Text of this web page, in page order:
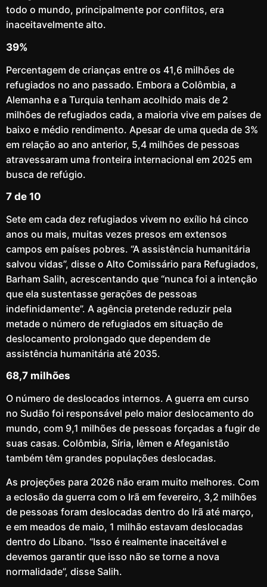
todo o mundo, principalmente por conflitos, era
inaceitavelmente alto.
39%
Percentagem de crianças entre os 41,6 milhões de
refugiados no ano passado. Embora a Colômbia, a
Alemanha e a Turquia tenham acolhido mais de 2
milhões de refugiados cada, a maioria vive em países de
baixo e médio rendimento. Apesar de uma queda de 3%
em relação ao ano anterior, 5,4 milhões de pessoas
atravessaram uma fronteira internacional em 2025 em
busca de refúgio.
7 de 10
Sete em cada dez refugiados vivem no exílio há cinco
anos ou mais, muitas vezes presos em extensos
campos em países pobres. “A assistência humanitária
salvou vidas”, disse o Alto Comissário para Refugiados,
Barham Salih, acrescentando que “nunca foi a intenção
que ela sustentasse gerações de pessoas
indefinidamente”. A agência pretende reduzir pela
metade o número de refugiados em situação de
deslocamento prolongado que dependem de
assistência humanitária até 2035.
68,7 milhões
O número de deslocados internos. A guerra em curso
no Sudão foi responsável pelo maior deslocamento do
mundo, com 9,1 milhões de pessoas forçadas a fugir de
suas casas. Colômbia, Síria, Iêmen e Afeganistão
também têm grandes populações deslocadas.
As projeções para 2026 não eram muito melhores. Com
a eclosão da guerra com o Irã em fevereiro, 3,2 milhões
de pessoas foram deslocadas dentro do Irã até março,
e em meados de maio, 1 milhão estavam deslocadas
dentro do Líbano. “Isso é realmente inaceitável e
devemos garantir que isso não se torne a nova
normalidade”, disse Salih.